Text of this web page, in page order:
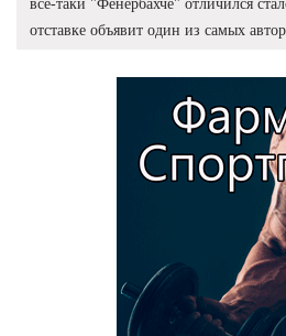
все-таки "Фенербахче" отличился
отставке объявит один из самых